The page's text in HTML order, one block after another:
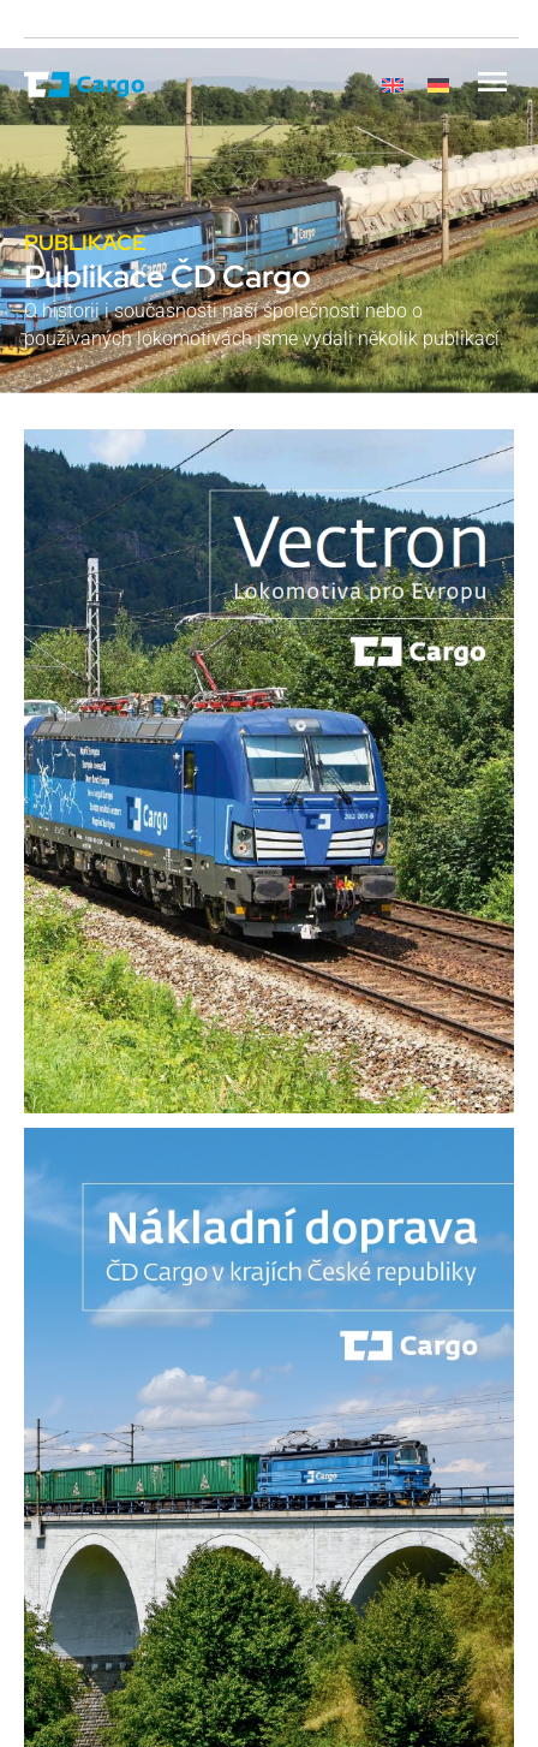
PUBLIKACE
Publikace ČD Cargo
O historii i současnosti naší společnosti nebo o
používaných lokomotivách jsme vydali několik publikací.